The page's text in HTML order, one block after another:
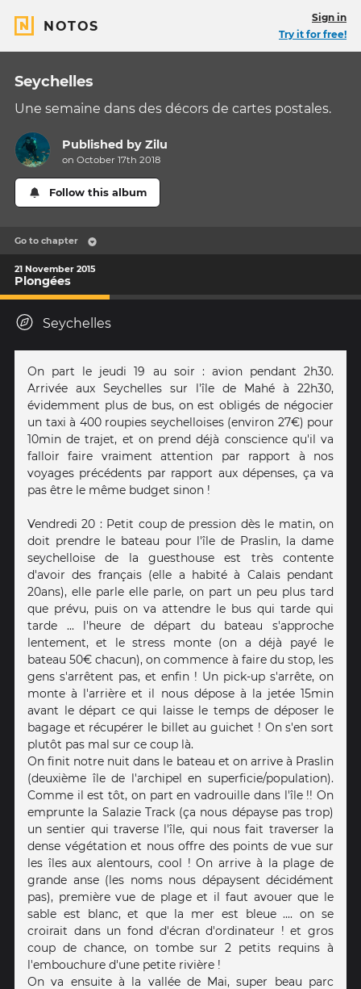
NOTOS
Sign in
Try it for free!
Seychelles
Une semaine dans des décors de cartes postales.
Published byZilu
on October 17th 2018
Follow this album
Go to chapter
21 November 2015
Plongées
Seychelles
On part le jeudi 19 au soir : avion pendant 2h30.
Arrivée aux Seychelles sur l'île de Mahé à 22h30,
évidemment plus de bus, on est obligés de négocier
un taxi à 400 roupies seychelloises (environ 27€) pour
10min de trajet, et on prend déjà conscience qu'il va
falloir faire vraiment attention par rapport à nos
voyages précédents par rapport aux dépenses, ça va
pas être le même budget sinon !
Vendredi 20 : Petit coup de pression dès le matin, on
doit prendre le bateau pour l'île de Praslin, la dame
seychelloise de la guesthouse est très contente
d'avoir des français (elle a habité à Calais pendant
20ans), elle parle elle parle, on part un peu plus tard
que prévu, puis on va attendre le bus qui tarde qui
tarde ... l'heure de départ du bateau s'approche
lentement, et le stress monte (on a déjà payé le
bateau 50€ chacun), on commence à faire du stop, les
gens s'arrêtent pas, et enfin ! Un pick-up s'arrête, on
monte à l'arrière et il nous dépose à la jetée 15min
avant le départ ce qui laisse le temps de déposer le
bagage et récupérer le billet au guichet ! On s'en sort
plutôt pas mal sur ce coup là.
On finit notre nuit dans le bateau et on arrive à Praslin
(deuxième île de l'archipel en superficie/population).
Comme il est tôt, on part en vadrouille dans l'île !! On
emprunte la Salazie Track (ça nous dépayse pas trop)
un sentier qui traverse l'île, qui nous fait traverser la
dense végétation et nous offre des points de vue sur
les îles aux alentours, cool ! On arrive à la plage de
grande anse (les noms nous dépaysent décidément
pas), première vue de plage et il faut avouer que le
sable est blanc, et que la mer est bleue .... on se
croirait dans un fond d'écran d'ordinateur ! et gros
coup de chance, on tombe sur 2 petits requins à
l'embouchure d'une petite rivière !
On va ensuite à la vallée de Mai, super beau parc